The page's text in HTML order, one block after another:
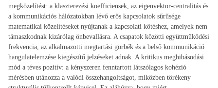
megközelítést: a klaszterezési koefficiensek, az eigenvektor-centralitás és
a kommunikációs hálózatokban lévő erős kapcsolatok sűrűsége
matematikai közelítéseket nyújtanak a kapcsolati kötéshez, amelyek nem
támaszkodnak kizárólag önbevallásra. A csapatok közötti együttműködési
frekvencia, az alkalmazotti megtartási görbék és a belső kommunikáció
hangulatelemzése kiegészítő jelzéseket adnak. A kritikus meghibásodási
mód a téves pozitív: a kényszeren fenntartott látszólagos kohézió
mérésben utánozza a valódi összehangoltságot, miközben törékeny